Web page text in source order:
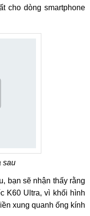
cho dòng smartphone
sau
bạn sẽ nhận thấy rằng
K60 Ultra, vì khối hình
xung quanh ống kính